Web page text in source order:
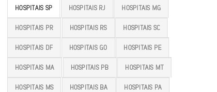
HOSPITAIS SP HOSPITAIS RJ HOSPITAIS MG
HOSPITAIS PR HOSPITAIS RS HOSPITAIS SC
HOSPITAIS DF HOSPITAIS GO HOSPITAIS PE
HOSPITAIS MA HOSPITAIS PB HOSPITAIS MT
HOSPITAIS MS HOSPITAIS BA HOSPITAIS PA